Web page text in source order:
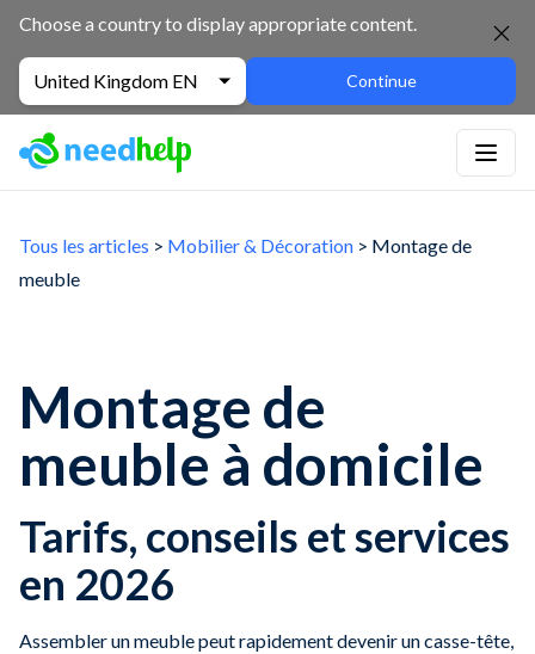
Choose a country to display appropriate content.
United Kingdom EN Continue
Tous les articles > Mobilier & Décoration > Montage de
meuble
Montage de
meuble à domicile
Tarifs, conseils et services
en 2026
Assembler un meuble peut rapidement devenir un casse-tête,